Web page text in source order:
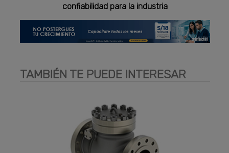
confiabilidad para la industria
TAMBIÉN TE PUEDE INTERESAR